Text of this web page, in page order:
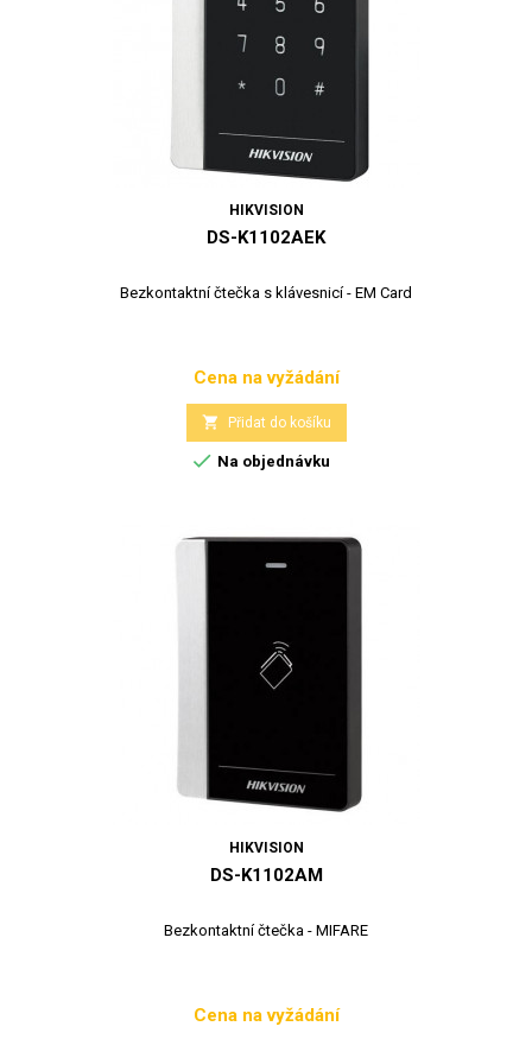
HIKVISION
DS-K1102AEK
Bezkontaktní čtečka s klávesnicí - EM Card
Cena
Cena na vyžádání
 Přidat do košíku
 Na objednávku
HIKVISION
DS-K1102AM
Bezkontaktní čtečka - MIFARE
Cena
Cena na vyžádání